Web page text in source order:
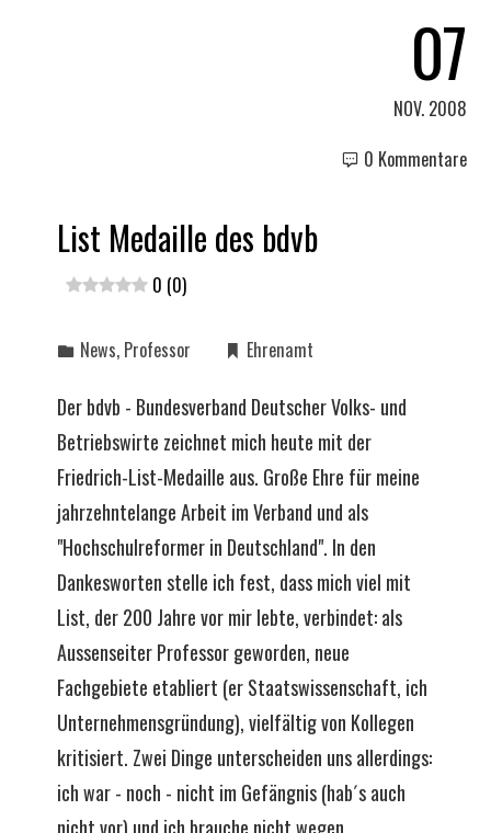
07
NOV. 2008
0 Kommentare
List Medaille des bdvb
0 (0)
News, Professor Ehrenamt
Der bdvb - Bundesverband Deutscher Volks- und
Betriebswirte zeichnet mich heute mit der
Friedrich-List-Medaille aus. Große Ehre für meine
jahrzehntelange Arbeit im Verband und als
"Hochschulreformer in Deutschland". In den
Dankesworten stelle ich fest, dass mich viel mit
List, der 200 Jahre vor mir lebte, verbindet: als
Aussenseiter Professor geworden, neue
Fachgebiete etabliert (er Staatswissenschaft, ich
Unternehmensgründung), vielfältig von Kollegen
kritisiert. Zwei Dinge unterscheiden uns allerdings:
ich war - noch - nicht im Gefängnis (hab´s auch